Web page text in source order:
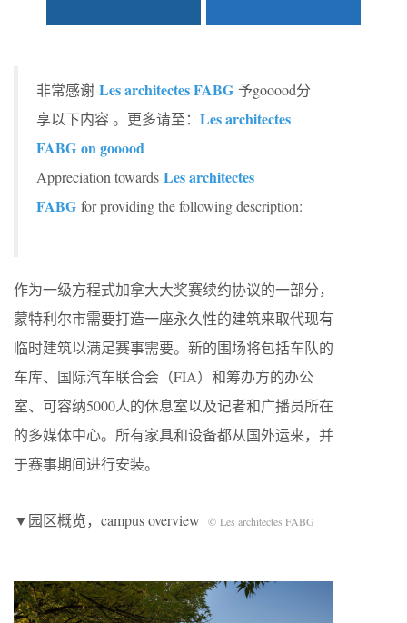
非常感谢 Les architectes FABG 予gooood分
享以下内容 。更多请至： Les architectes
FABG on gooood
Appreciation towards Les architectes
FABG for providing the following description:
作为一级方程式加拿大大奖赛续约协议的一部分，
蒙特利尔市需要打造一座永久性的建筑来取代现有
临时建筑以满足赛事需要。新的围场将包括车队的
车库、国际汽车联合会（FIA）和筹办方的办公
室、可容纳5000人的休息室以及记者和广播员所在
的多媒体中心。所有家具和设备都从国外运来，并
于赛事期间进行安装。
▼园区概览，campus overview © Les architectes FABG